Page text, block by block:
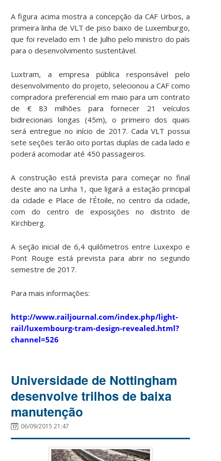
A figura acima mostra a concepção da CAF Urbos, a
primeira linha de VLT de piso baixo de Luxemburgo,
que foi revelado em 1 de Julho pelo ministro do país
para o desenvolvimento sustentável.
Luxtram, a empresa pública responsável pelo
desenvolvimento do projeto, selecionou a CAF como
compradora preferencial em maio para um contrato
de € 83 milhões para fornecer 21 veículos
bidirecionais longas (45m), o primeiro dos quais
será entregue no início de 2017. Cada VLT possui
sete seções terão oito portas duplas de cada lado e
poderá acomodar até 450 passageiros.
A construção está prevista para começar no final
deste ano na Linha 1, que ligará a estação principal
da cidade e Place de l’Étoile, no centro da cidade,
com do centro de exposições no distrito de
Kirchberg.
A seção inicial de 6,4 quilômetros entre Luxexpo e
Pont Rouge está prevista para abrir no segundo
semestre de 2017.
Para mais informações:
http://www.railjournal.com/index.php/light-
rail/luxembourg-tram-design-revealed.html?
channel=526
Universidade de Nottingham
desenvolve trilhos de baixa
manutenção
06/09/2015 21:47